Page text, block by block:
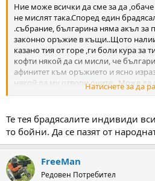
Ние може всички да сме за да ,обаче
не мислят така.Според един
.събрание, българина няма акъл за
законно оръжие в къщи..Щото
казано тия от горе ,ги боли кура за
кофти някой да си мисли, че
афинитет към оръжието и ясно
някой да му отвори очите...Може да
все пак е нещо .Моят винаги ми е
Натиснете за да
Те тея брадясалите индивиди
то бойни. Да се пазят от
FreeMan
Редовен Потребител